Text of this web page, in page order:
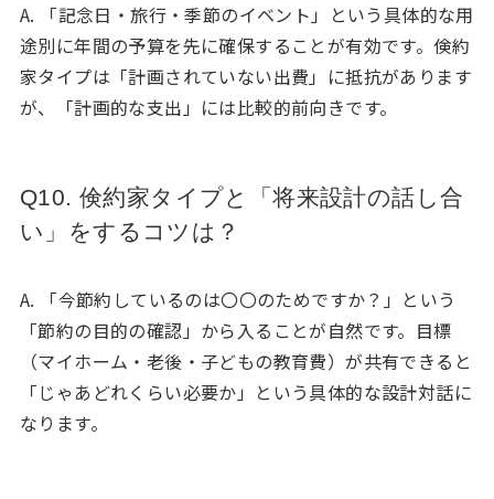
A. 「記念日・旅行・季節のイベント」という具体的な用
途別に年間の予算を先に確保することが有効です。倹約
家タイプは「計画されていない出費」に抵抗があります
が、「計画的な支出」には比較的前向きです。
Q10. 倹約家タイプと「将来設計の話し合
い」をするコツは？
A. 「今節約しているのは〇〇のためですか？」という
「節約の目的の確認」から入ることが自然です。目標
（マイホーム・老後・子どもの教育費）が共有できると
「じゃあどれくらい必要か」という具体的な設計対話に
なります。